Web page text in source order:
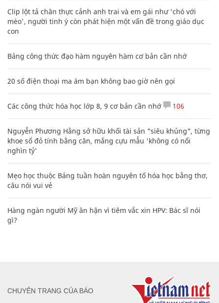
Clip lột tả chân thực cảnh anh trai và em gái như 'chó với
mèo', người tinh ý còn phát hiện một vấn đề trong giáo dục
con
Bảng công thức đạo hàm nguyên hàm cơ bản cần nhớ
20 số điện thoại ma ám bạn không bao giờ nên gọi
Các công thức hóa học lớp 8, 9 cơ bản cần nhớ 106
Nguyễn Phương Hằng sở hữu khối tài sản "siêu khủng", từng
khoe sổ đỏ tính bằng cân, mắng cựu mẫu 'không có nổi
nghìn tỷ'
Mẹo học thuộc Bảng tuần hoàn nguyên tố hóa học bằng thơ,
câu nói vui vẻ
Hàng ngàn người Mỹ ân hận vì tiêm vắc xin HPV: Bác sĩ nói
gì?
CHUYÊN TRANG CỦA BÁO